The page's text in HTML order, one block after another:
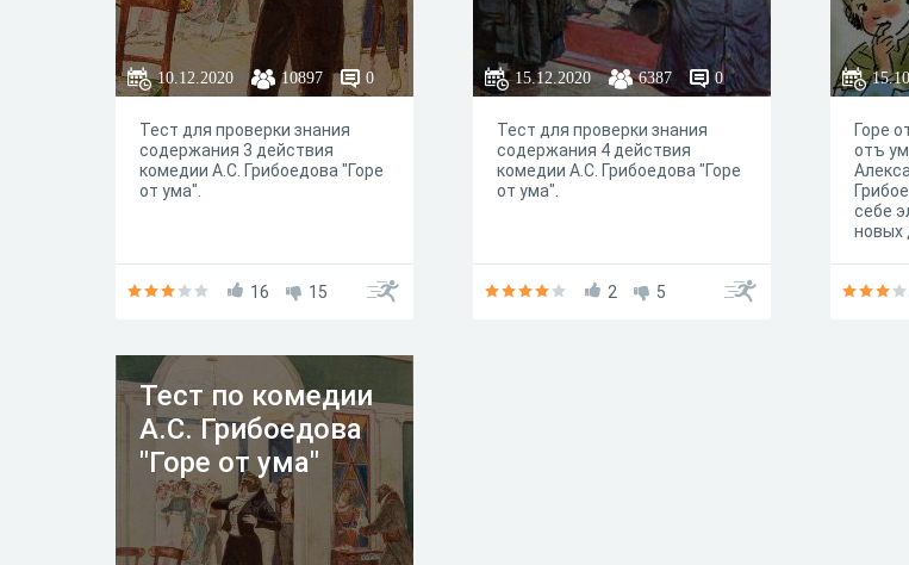
10.12.2020 10897 0
Тест для проверки знания
содержания 3 действия
комедии А.С. Грибоедова "Горе
от ума".
16 15
15.12.2020 6387 0
Тест для проверки знания
содержания 4 действия
комедии А.С. Грибоедова "Горе
от ума".
2 5
Горе
отъ
себе
новых
Тест по комедии
А.С. Грибоедова
"Горе от ума"